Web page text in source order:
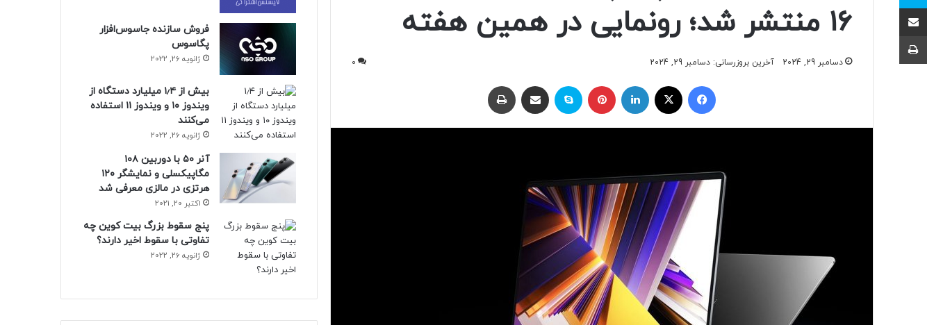
۱۶ منتشر شد؛ رونمایی در همین هفته
دسامبر 29, 2024 آخرین بروزرسانی: دسامبر 29, 2024 0
ایکس
فروش سازنده جاسوس‌افزار
پگاسوس
ژانویه 26, 2022
بیش از ۱٫۴ میلیارد دستگاه از
ویندوز ۱۰ و ویندوز ۱۱ استفاده
می‌کنند
ژانویه 26, 2022
آنر ۵۰ با دوربین ۱۰۸
مگاپیکسلی و نمایشگر ۱۲۰
هرتزی در مالزی معرفی شد
اکتبر 20, 2021
پنج سقوط بزرگ بیت کوین چه
تفاوتی با سقوط اخیر دارند؟
ژانویه 26, 2022